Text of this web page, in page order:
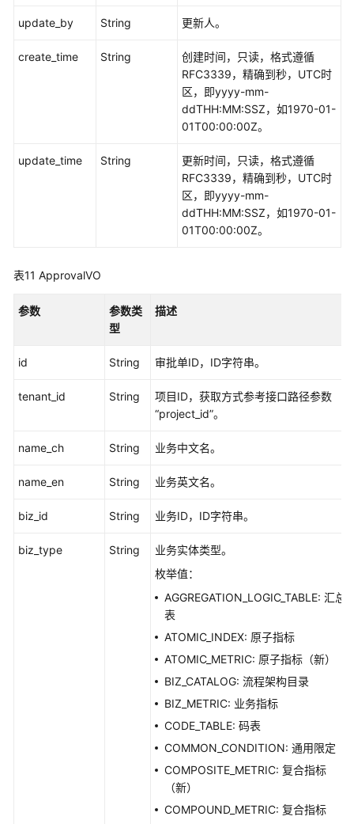
update_by String 更新人。
create_time String
创建时间，只读，格式遵循
RFC3339，精确到秒，UTC时
区，即yyyy-mm-
ddTHH:MM:SSZ，如1970-01-
01T00:00:00Z。
update_time String
更新时间，只读，格式遵循
RFC3339，精确到秒，UTC时
区，即yyyy-mm-
ddTHH:MM:SSZ，如1970-01-
01T00:00:00Z。
表11 ApprovalVO
参数
参数类
型
描述
id String 审批单ID，ID字符串。
tenant_id String
项目ID，获取方式参考接口路径参数
“project_id”。
name_ch String 业务中文名。
name_en String 业务英文名。
biz_id String 业务ID，ID字符串。
biz_type String
业务实体类型。
枚举值：
AGGREGATION_LOGIC_TABLE: 汇总
表
ATOMIC_INDEX: 原子指标
ATOMIC_METRIC: 原子指标（新）
BIZ_CATALOG: 流程架构目录
BIZ_METRIC: 业务指标
CODE_TABLE: 码表
COMMON_CONDITION: 通用限定
COMPOSITE_METRIC: 复合指标
（新）
COMPOUND_METRIC: 复合指标